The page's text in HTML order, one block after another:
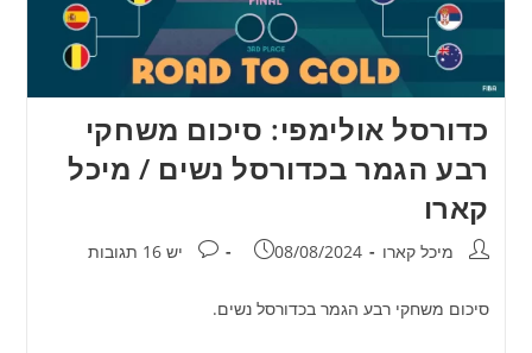
כדורסל אולימפי: סיכום משחקי
רבע הגמר בכדורסל נשים / מיכל
קארו
מחבר:מיכל קארו פורסם:
08/08/2024 תגובות:
יש 16 תגובות
סיכום משחקי רבע הגמר בכדורסל נשים.